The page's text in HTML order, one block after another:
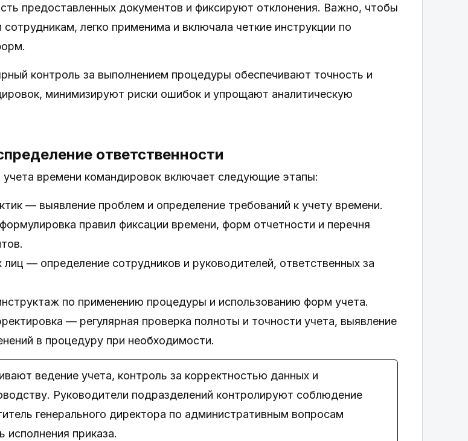
предоставленных документов и фиксируют отклонения. Важно, чтобы
легко применима и включала четкие инструкции по
контроль за выполнением процедуры обеспечивают точность и
минимизируют риски ошибок и упрощают аналитическую
ответственности
времени командировок включает следующие этапы:
— выявление проблем и определение требований к учету времени.
правил фиксации времени, форм отчетности и перечня
лиц — определение сотрудников и руководителей, ответственных за
по применению процедуры и использованию форм учета.
— регулярная проверка полноты и точности учета, выявление
в процедуру при необходимости.
ведение учета, контроль за корректностью данных и
Руководители подразделений контролируют соблюдение
генерального директора по административным вопросам
исполнения приказа.